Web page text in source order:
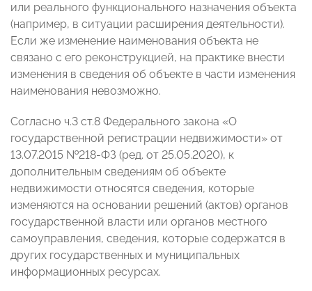
или реального функционального назначения объекта
(например, в ситуации расширения деятельности).
Если же изменение наименования объекта не
связано с его реконструкцией, на практике внести
изменения в сведения об объекте в части изменения
наименования невозможно.
Согласно ч.3 ст.8 Федерального закона «О
государственной регистрации недвижимости» от
13.07.2015 №218-ФЗ (ред. от 25.05.2020), к
дополнительным сведениям об объекте
недвижимости относятся сведения, которые
изменяются на основании решений (актов) органов
государственной власти или органов местного
самоуправления, сведения, которые содержатся в
других государственных и муниципальных
информационных ресурсах.